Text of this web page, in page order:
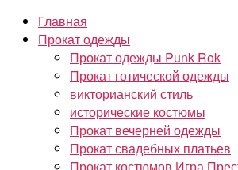
Главная
Прокат одежды
Прокат одежды Punk Rok
Прокат готической одежды
викторианский стиль
исторические костюмы
Прокат вечерней одежды
Прокат свадебных платьев
Прокат костюмов Игра